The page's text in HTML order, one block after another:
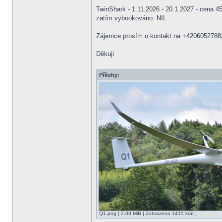
TwinShark - 1.11.2026 - 20.1.2027 - cena
zatím vybookováno: NIL
Zájemce prosím o kontakt na
Děkuji
Přílohy:
Q1.png [ 2.03 MiB | Zobrazeno 1415 krát ]